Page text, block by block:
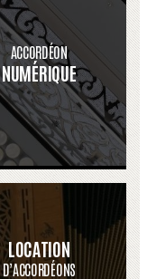
ACCORDÉON
NUMÉRIQUE
LOCATION
D’ACCORDÉONS